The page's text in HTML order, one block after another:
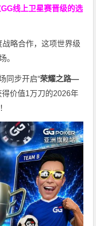
GG线上卫星赛晋级的选
略合作，这项世界级
。
同步开启“荣耀之路—
得价值1万刀的2026年